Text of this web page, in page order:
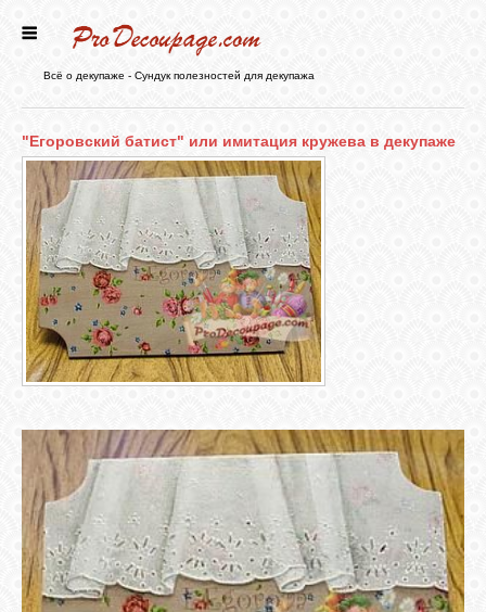
БЛОГ
ФОРУМ
СТАТЬИ
ВИДЕО
ГАЛЕРЕЯ
ШКОЛА
Всё о декупаже - Сундук полезностей для декупажа
"Егоровский батист" или имитация кружева в декупаже